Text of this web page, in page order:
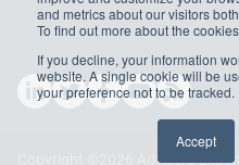
and metrics about our visitors
To find out more about the
If you decline, your information
website. A single cookie will be
your preference not to be tracked.
Accept
Copyright ©2026 Advisera